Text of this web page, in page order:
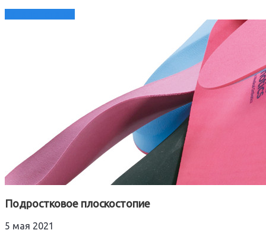
Подростковое плоскостопие
5 мая 2021